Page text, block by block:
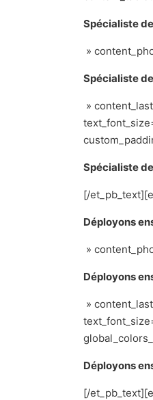
Spécialiste
»
Spécialiste
»
Spécialiste
[/
Déployons
»
Déployons
»
Déployons
[/